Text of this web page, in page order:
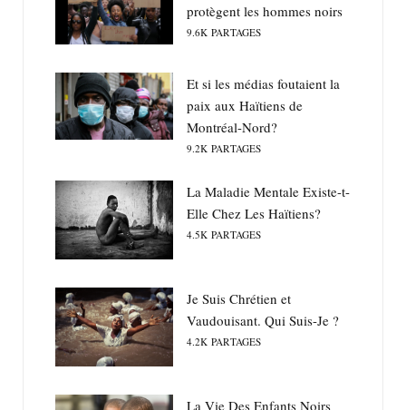
protègent les hommes noirs
9.6K PARTAGES
Et si les médias foutaient la
paix aux Haïtiens de
Montréal-Nord?
9.2K PARTAGES
La Maladie Mentale Existe-t-
Elle Chez Les Haïtiens?
4.5K PARTAGES
Je Suis Chrétien et
Vaudouisant. Qui Suis-Je ?
4.2K PARTAGES
La Vie Des Enfants Noirs